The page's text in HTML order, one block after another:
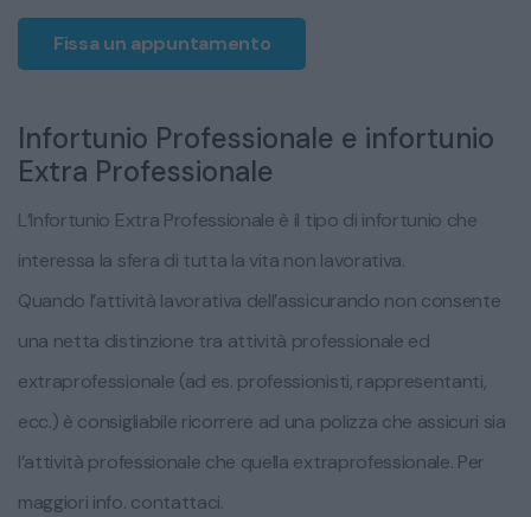
Fissa un appuntamento
Infortunio Professionale e infortunio
Extra Professionale
L’Infortunio Extra Professionale è il tipo di infortunio che
interessa la sfera di tutta la vita non lavorativa.
Quando l’attività lavorativa dell’assicurando non consente
una netta distinzione tra attività professionale ed
extraprofessionale (ad es. professionisti, rappresentanti,
ecc.) è consigliabile ricorrere ad una polizza che assicuri sia
l’attività professionale che quella extraprofessionale. Per
maggiori info. contattaci.